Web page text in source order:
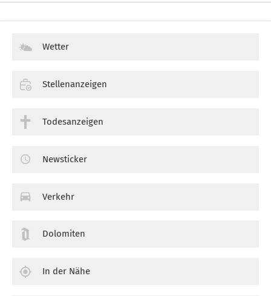
Wetter
Stellenanzeigen
Todesanzeigen
Newsticker
Verkehr
Dolomiten
In der Nähe